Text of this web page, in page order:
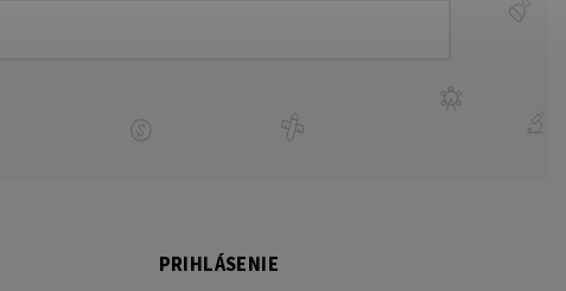
PRIHLÁSENIE